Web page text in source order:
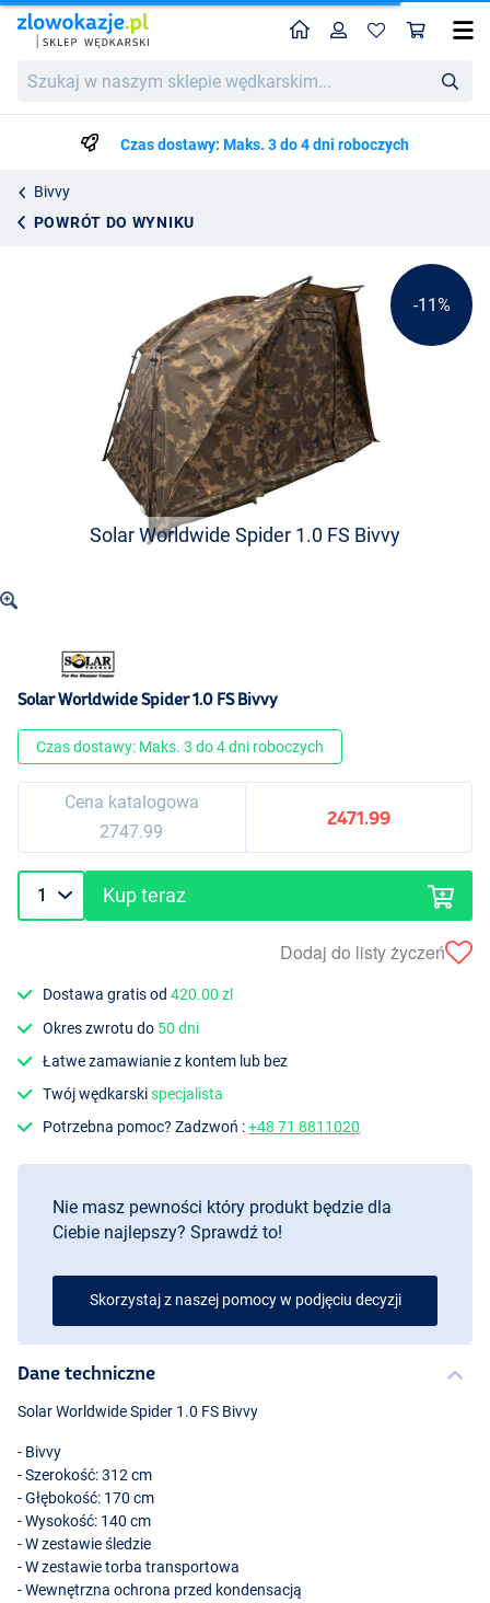
w
wędkarskim...
HomeProfil
Czas dostawy: Maks. 3 do 4 dni roboczych
Bivvy
POWRÓT DO WYNIKU
Solar Worldwide Spider 1.0 FS Bivvy
2747.99
2471.99
Solar Worldwide Spider 1.0 FS Bivvy
-11%
Solar Worldwide Spider 1.0 FS Bivvy
Czas dostawy: Maks. 3 do 4 dni roboczych
Cena katalogowa
2747.99
2471.99
Kup teraz
Dodaj do listy życzeń
Dostawa gratis od420.00 zl
Okres zwrotu do 50 dni
Łatwe zamawianie z kontem lub bez
Twój wędkarskispecjalista
Potrzebna pomoc? Zadzwoń :+48 71 8811020
Nie masz pewności który produkt będzie dla
Ciebie najlepszy? Sprawdź to!
Skorzystaj z naszej pomocy w podjęciu decyzji
Dane techniczne
Solar Worldwide Spider 1.0 FS Bivvy
- Bivvy
- Szerokość: 312 cm
- Głębokość: 170 cm
- Wysokość: 140 cm
- W zestawie śledzie
- W zestawie torba transportowa
- Wewnętrzna ochrona przed kondensacją